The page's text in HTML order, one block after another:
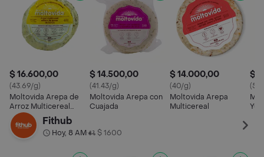
$ 16.600,00
(43.69/g)
Moltovida Arepa de
Arroz Multicereal
Queso Bufala
$ 14.500,00
(41.43/g)
Moltovida Arepa con
Cuajada
$ 14.000,00
(40/g)
Moltovida Arepa
Multicereal
$
Fithub
Hoy, 8 AM• $ 1600